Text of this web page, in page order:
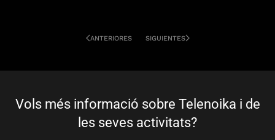
ANTERIORES SIGUIENTES
Vols més informació sobre Telenoika i de
les seves activitats?